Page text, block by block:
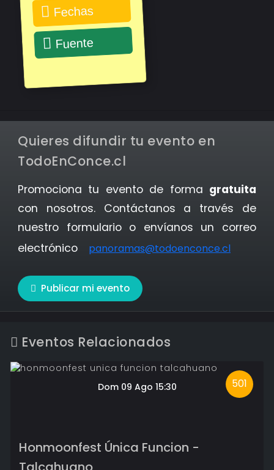
Fechas
Fuente
Quieres difundir tu evento en
TodoEnConce.cl
Promociona tu evento de forma gratuita
con nosotros. Contáctanos a través de
nuestro formulario o envíanos un correo
electrónico
panoramas@todoenconce.cl
Publicar mi evento
Eventos Relacionados
501
Dom 09 Ago 15:30
Honmoonfest Única Funcion -